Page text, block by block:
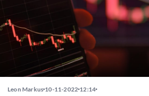
Leon Markus 10-11-2022 12:14